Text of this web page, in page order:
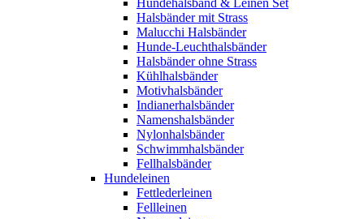
Hundehalsband & Leinen Set
Halsbänder mit Strass
Malucchi Halsbänder
Hunde-Leuchthalsbänder
Halsbänder ohne Strass
Kühlhalsbänder
Motivhalsbänder
Indianerhalsbänder
Namenshalsbänder
Nylonhalsbänder
Schwimmhalsbänder
Fellhalsbänder
Hundeleinen
Fettlederleinen
Fellleinen